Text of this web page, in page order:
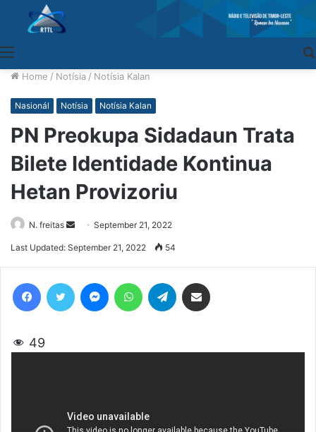
Home / Notísia / Notísia Kalan
Nasionál Notísia Notísia Kalan
PN Preokupa Sidadaun Trata
Bilete Identidade Kontinua
Hetan Provizoriu
N. freitas
SendSeptember 21, 2022
Last Updated: September 21, 2022 54
49